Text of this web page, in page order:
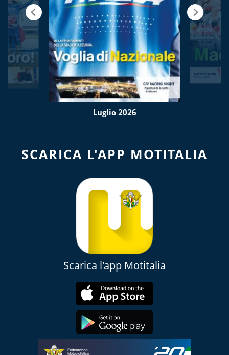
Luglio 2026
SCARICA L'APP MOTITALIA
Scarica l'app Motitalia